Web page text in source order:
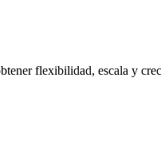
flexibilidad, escala y